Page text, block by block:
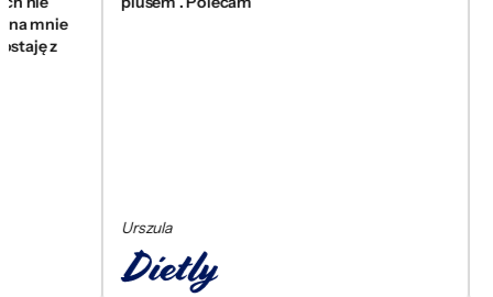
mnie
z
Urszula